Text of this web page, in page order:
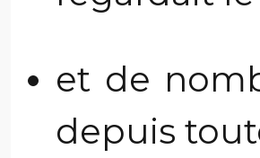
et de
depuis